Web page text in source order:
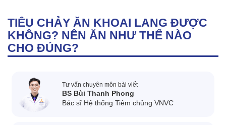
TIÊU CHẢY ĂN KHOAI LANG ĐƯỢC
KHÔNG? NÊN ĂN NHƯ THẾ NÀO
CHO ĐÚNG?
Tư vấn chuyên môn bài viết
BS Bùi Thanh Phong
Bác sĩ Hệ thống Tiêm chủng VNVC